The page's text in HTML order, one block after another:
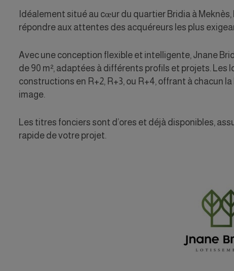
Idéalement situé au cœur du quartier Bridia à
répondre aux attentes des acquéreurs les plus
Avec une conception flexible et intelligente, Jnane
de 90 m², adaptées à différents profils et projets.
constructions en R+2, R+3, ou R+4, offrant à chacun
image.
Les titres fonciers sont d’ores et déjà disponibles,
rapide de votre projet.